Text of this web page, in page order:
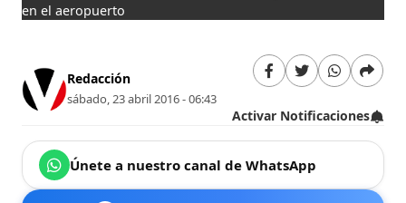
en el aeropuerto
Redacción
sábado, 23 abril 2016 - 06:43
Activar Notificaciones
Únete a nuestro canal de WhatsApp